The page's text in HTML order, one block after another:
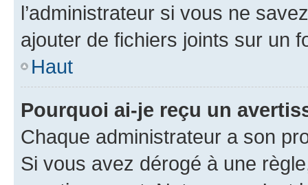
l’administrateur si vous ne
ajouter de fichiers joints sur un
Haut
Pourquoi ai-je reçu un
Chaque administrateur a son
Si vous avez dérogé à une